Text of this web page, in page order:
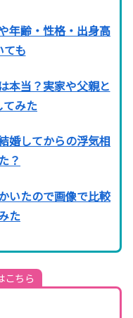
年齢・性格・出身高
も
本当？実家や父親と
てみた
婚してからの浮気相
？
いたので画像で比較
た
こちら